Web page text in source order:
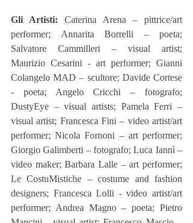
Gli Artisti: Caterina Arena – pittrice/art
performer; Annarita Borrelli – poeta;
Salvatore Cammilleri – visual artist;
Maurizio Cesarini - art performer; Gianni
Colangelo MAD – scultore; Davide Cortese
- poeta; Angelo Cricchi – fotografo;
DustyEye – visual artists; Pamela Ferri –
visual artist; Francesca Fini – video artist/art
performer; Nicola Fornoni – art performer;
Giorgio Galimberti – fotografo; Luca Iannì –
video maker; Barbara Lalle – art performer;
Le CostuMistiche – costume and fashion
designers; Francesca Lolli - video artist/art
performer; Andrea Magno – poeta; Pietro